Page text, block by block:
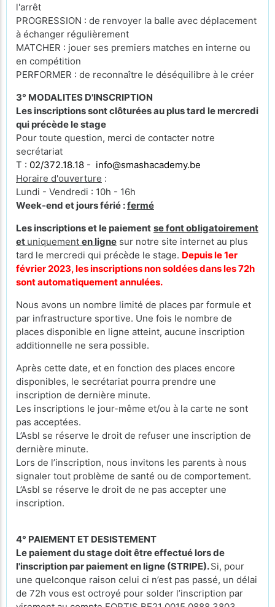
l'arrêt
PROGRESSION : de renvoyer la balle avec déplacement
à échanger régulièrement
MATCHER : jouer ses premiers matches en interne ou
en compétition
PERFORMER : de reconnaître le déséquilibre à le créer
3° MODALITES D'INSCRIPTION
Les inscriptions sont clôturées au plus tard le mercredi
qui précède le stage
Pour toute question, merci de contacter notre
secrétariat
T : 02/372.18.18 - info@smashacademy.be
Horaire d'ouverture :
Lundi - Vendredi : 10h - 16h
Week-end et jours férié :fermé
Les inscriptions et le paiement se font obligatoirement
et uniquement en ligne sur notre site internet au plus
tard le mercredi qui précède le stage. Depuis le 1er
février 2023, les inscriptions non soldées dans les 72h
sont automatiquement annulées.
Nous avons un nombre limité de places par formule et
par infrastructure sportive. Une fois le nombre de
places disponible en ligne atteint, aucune inscription
additionnelle ne sera possible.
Après cette date, et en fonction des places encore
disponibles, le secrétariat pourra prendre une
inscription de dernière minute.
Les inscriptions le jour-même et/ou à la carte ne sont
pas acceptées.
L’Asbl se réserve le droit de refuser une inscription de
dernière minute.
Lors de l’inscription, nous invitons les parents à nous
signaler tout problème de santé ou de comportement.
L’Asbl se réserve le droit de ne pas accepter une
inscription.
4° PAIEMENT ET DESISTEMENT
Le paiement du stage doit être effectué lors de
l'inscription par paiement en ligne (STRIPE).Si, pour
une quelconque raison celui ci n’est pas passé, un délai
de 72h vous est octroyé pour solder l’inscription par